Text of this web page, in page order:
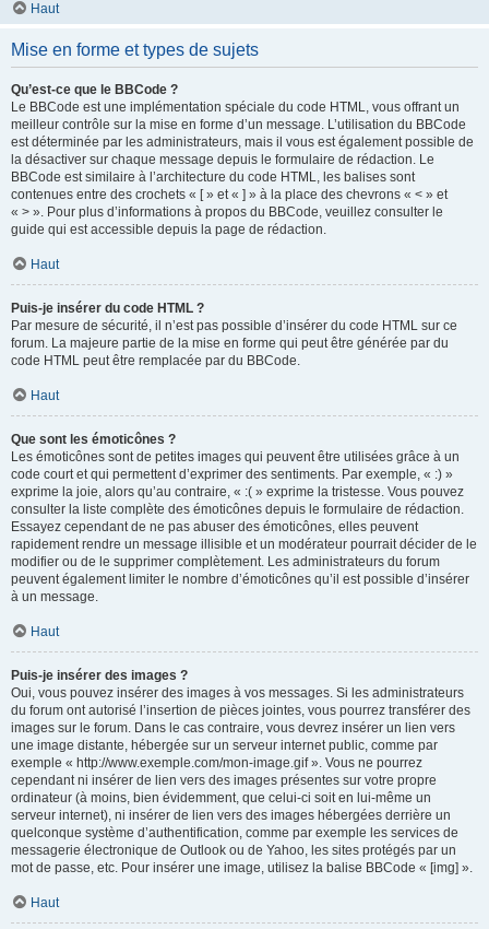
Haut
Mise en forme et types de sujets
Qu’est-ce que le BBCode ?
Le BBCode est une implémentation spéciale du code HTML, vous offrant un
meilleur contrôle sur la mise en forme d’un message. L’utilisation du BBCode
est déterminée par les administrateurs, mais il vous est également possible de
la désactiver sur chaque message depuis le formulaire de rédaction. Le
BBCode est similaire à l’architecture du code HTML, les balises sont
contenues entre des crochets « [ » et « ] » à la place des chevrons « < » et
« > ». Pour plus d’informations à propos du BBCode, veuillez consulter le
guide qui est accessible depuis la page de rédaction.
Haut
Puis-je insérer du code HTML ?
Par mesure de sécurité, il n’est pas possible d’insérer du code HTML sur ce
forum. La majeure partie de la mise en forme qui peut être générée par du
code HTML peut être remplacée par du BBCode.
Haut
Que sont les émoticônes ?
Les émoticônes sont de petites images qui peuvent être utilisées grâce à un
code court et qui permettent d’exprimer des sentiments. Par exemple, « :) »
exprime la joie, alors qu’au contraire, « :( » exprime la tristesse. Vous pouvez
consulter la liste complète des émoticônes depuis le formulaire de rédaction.
Essayez cependant de ne pas abuser des émoticônes, elles peuvent
rapidement rendre un message illisible et un modérateur pourrait décider de le
modifier ou de le supprimer complètement. Les administrateurs du forum
peuvent également limiter le nombre d’émoticônes qu’il est possible d’insérer
à un message.
Haut
Puis-je insérer des images ?
Oui, vous pouvez insérer des images à vos messages. Si les administrateurs
du forum ont autorisé l’insertion de pièces jointes, vous pourrez transférer des
images sur le forum. Dans le cas contraire, vous devrez insérer un lien vers
une image distante, hébergée sur un serveur internet public, comme par
exemple « http://www.exemple.com/mon-image.gif ». Vous ne pourrez
cependant ni insérer de lien vers des images présentes sur votre propre
ordinateur (à moins, bien évidemment, que celui-ci soit en lui-même un
serveur internet), ni insérer de lien vers des images hébergées derrière un
quelconque système d’authentification, comme par exemple les services de
messagerie électronique de Outlook ou de Yahoo, les sites protégés par un
mot de passe, etc. Pour insérer une image, utilisez la balise BBCode « [img] ».
Haut